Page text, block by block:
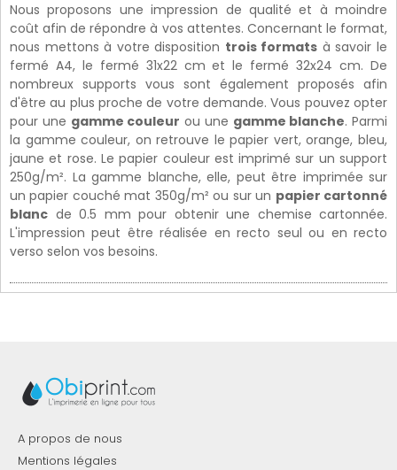
Nous proposons une impression de qualité et à moindre
coût afin de répondre à vos attentes. Concernant le format,
nous mettons à votre disposition trois formats à savoir le
fermé A4, le fermé 31x22 cm et le fermé 32x24 cm. De
nombreux supports vous sont également proposés afin
d'être au plus proche de votre demande. Vous pouvez opter
pour une gamme couleur ou une gamme blanche. Parmi
la gamme couleur, on retrouve le papier vert, orange, bleu,
jaune et rose. Le papier couleur est imprimé sur un support
250g/m². La gamme blanche, elle, peut être imprimée sur
un papier couché mat 350g/m² ou sur un papier cartonné
blanc de 0.5 mm pour obtenir une chemise cartonnée.
L'impression peut être réalisée en recto seul ou en recto
verso selon vos besoins.
A propos de nous
Mentions légales